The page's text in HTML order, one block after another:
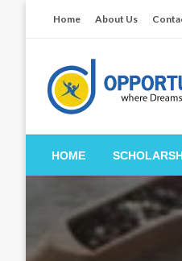
Home About Us
Empowering Your Path
HOME